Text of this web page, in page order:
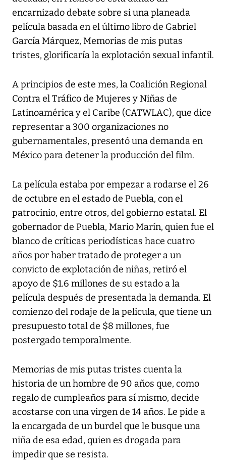
encarnizado debate sobre si una planeada
película basada en el último libro de Gabriel
García Márquez, Memorias de mis putas
tristes, glorificaría la explotación sexual infantil.
A principios de este mes, la Coalición Regional
Contra el Tráfico de Mujeres y Niñas de
Latinoamérica y el Caribe (CATWLAC), que dice
representar a 300 organizaciones no
gubernamentales, presentó una demanda en
México para detener la producción del film.
La película estaba por empezar a rodarse el 26
de octubre en el estado de Puebla, con el
patrocinio, entre otros, del gobierno estatal. El
gobernador de Puebla, Mario Marín, quien fue el
blanco de críticas periodísticas hace cuatro
años por haber tratado de proteger a un
convicto de explotación de niñas, retiró el
apoyo de $1.6 millones de su estado a la
película después de presentada la demanda. El
comienzo del rodaje de la película, que tiene un
presupuesto total de $8 millones, fue
postergado temporalmente.
Memorias de mis putas tristes cuenta la
historia de un hombre de 90 años que, como
regalo de cumpleaños para sí mismo, decide
acostarse con una virgen de 14 años. Le pide a
la encargada de un burdel que le busque una
niña de esa edad, quien es drogada para
impedir que se resista.